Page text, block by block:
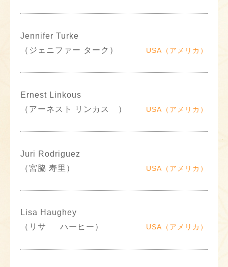
Jennifer Turke
（ジェニファー ターク）
USA（アメリカ）
Ernest Linkous
（アーネスト リンカス ）
USA（アメリカ）
Juri Rodriguez
（宮脇 寿里）
USA（アメリカ）
Lisa Haughey
（リサ ハーヒー）
USA（アメリカ）